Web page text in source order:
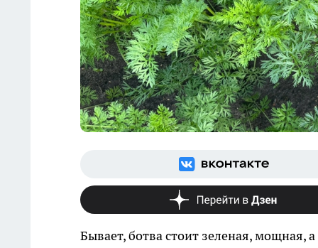
Бывает, ботва стоит зеленая, мощная,